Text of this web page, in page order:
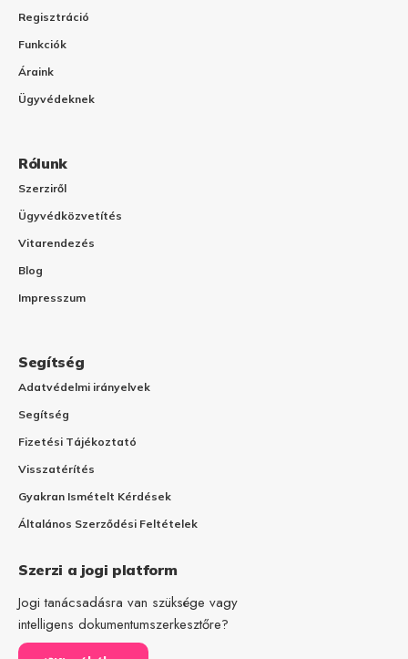
Regisztráció
Funkciók
Áraink
Ügyvédeknek
Rólunk
Szerziről
Ügyvédközvetítés
Vitarendezés
Blog
Impresszum
Segítség
Adatvédelmi irányelvek
Segítség
Fizetési Tájékoztató
Visszatérítés
Gyakran Ismételt Kérdések
Általános Szerződési Feltételek
Szerzi a jogi platform
Jogi tanácsadásra van szüksége vagy
intelligens dokumentumszerkesztőre?